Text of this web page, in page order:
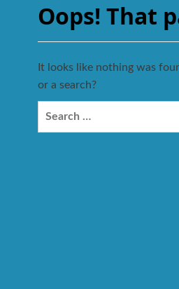
Oops! That
It looks like nothing was
or a search?